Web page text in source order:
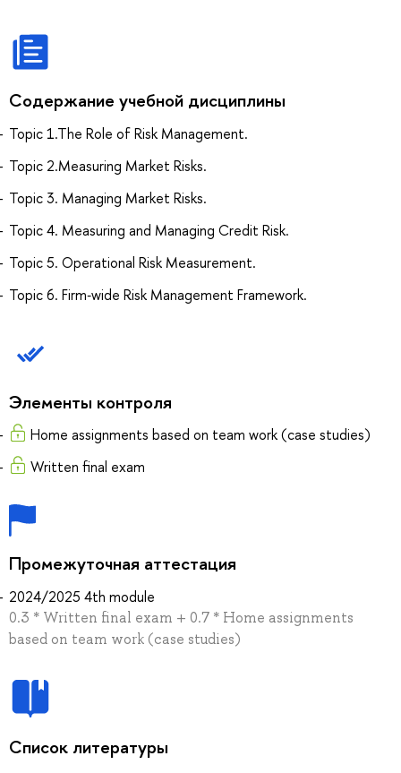
Содержание учебной дисциплины
Topic 1.The Role of Risk Management.
Topic 2.Measuring Market Risks.
Topic 3. Managing Market Risks.
Topic 4. Measuring and Managing Credit Risk.
Topic 5. Operational Risk Measurement.
Topic 6. Firm‐wide Risk Management Framework.
Элементы контроля
Home assignments based on team work (case studies)
Written final exam
Промежуточная аттестация
2024/2025 4th module
0.3 * Written final exam + 0.7 * Home assignments
based on team work (case studies)
Список литературы